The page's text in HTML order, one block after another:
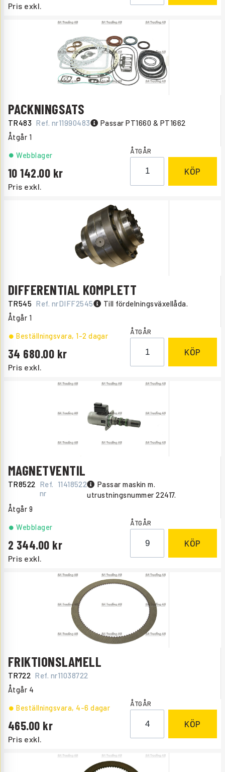
Pris exkl.
PACKNINGSATS
TR483 Ref. nr11990483 Passar PT1660 & PT1662
Åtgår 1
Pris exkl.
10 142.00
Webblager ÅTGÅR
KÖP
DIFFERENTIAL KOMPLETT
TR545 Ref. nrDIFF2545 Till fördelningsväxellåda.
Åtgår 1
Pris exkl.
34 680.00
Beställningsvara, 1-2 dagar ÅTGÅR
KÖP
MAGNETVENTIL
TR8522 Ref.
nr
11418522
Passar maskin m.
utrustningsnummer 22417.
Åtgår 9
Pris exkl.
2 344.00
Webblager ÅTGÅR
KÖP
FRIKTIONSLAMELL
TR722 Ref. nr11038722
Åtgår 4
Pris exkl.
465.00
Beställningsvara, 4-6 dagar ÅTGÅR
KÖP